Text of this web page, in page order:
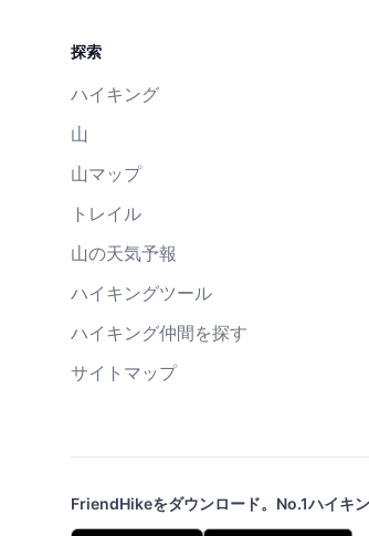
探索
ハイキング
山
山マップ
トレイル
山の天気予報
ハイキングツール
ハイキング仲間を探す
サイトマップ
FriendHikeをダウンロード。No.1ハイキン